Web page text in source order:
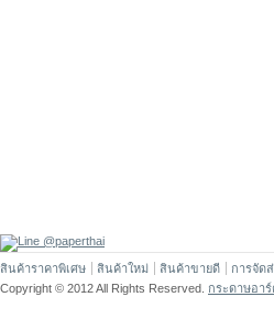
สินค้าราคาพิเศษ สินค้าใหม่ สินค้าขายดี การจัด
Copyright © 2012 All Rights Reserved. กระดาษอา